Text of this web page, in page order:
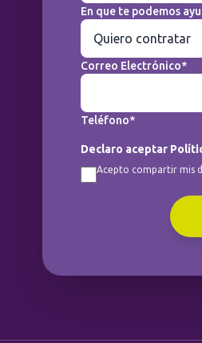
En que te podemos
Correo Electrónico*
Teléfono*
Declaro aceptar
Acepto compartir mis